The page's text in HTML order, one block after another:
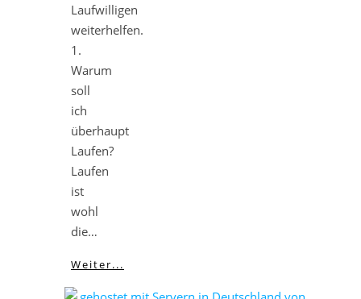
Laufwilligen
weiterhelfen.
1.
Warum
soll
ich
überhaupt
Laufen?
Laufen
ist
wohl
die…
Weiter...